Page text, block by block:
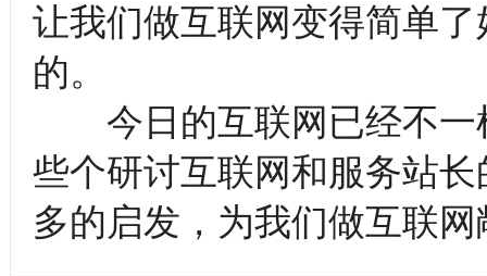
让我们做互联网变得简单
的。
今日的互联网已经不一
些个研讨互联网和服务站
多的启发，为我们做互联